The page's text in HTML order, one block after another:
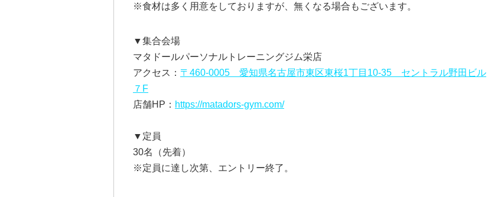
※食材は多く用意をしておりますが、無くなる場合もございます。
▼集合会場
マタドールパーソナルトレーニングジム栄店
アクセス： 〒 460-0005 愛知県名古屋市東区東桜1丁目10-35 セントラル野田ビル
７F
店舗HP： https://matadors-gym.com/
▼定員
30名（先着）
※定員に達し次第、エントリー終了。